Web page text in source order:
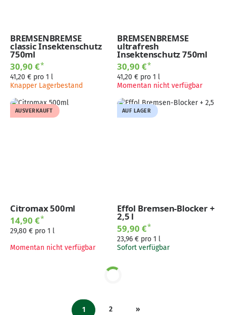
BREMSENBREMSE
classic Insektenschutz
750ml
30,90 €*
41,20 € pro 1 l
Knapper Lagerbestand
BREMSENBREMSE
ultrafresh
Insektenschutz 750ml
30,90 €*
41,20 € pro 1 l
Momentan nicht verfügbar
AUSVERKAUFT
Citromax 500ml
14,90 €*
29,80 € pro 1 l
Momentan nicht verfügbar
AUF LAGER
Effol Bremsen-Blocker +
2,5 l
59,90 €*
23,96 € pro 1 l
Sofort verfügbar
1 2 »